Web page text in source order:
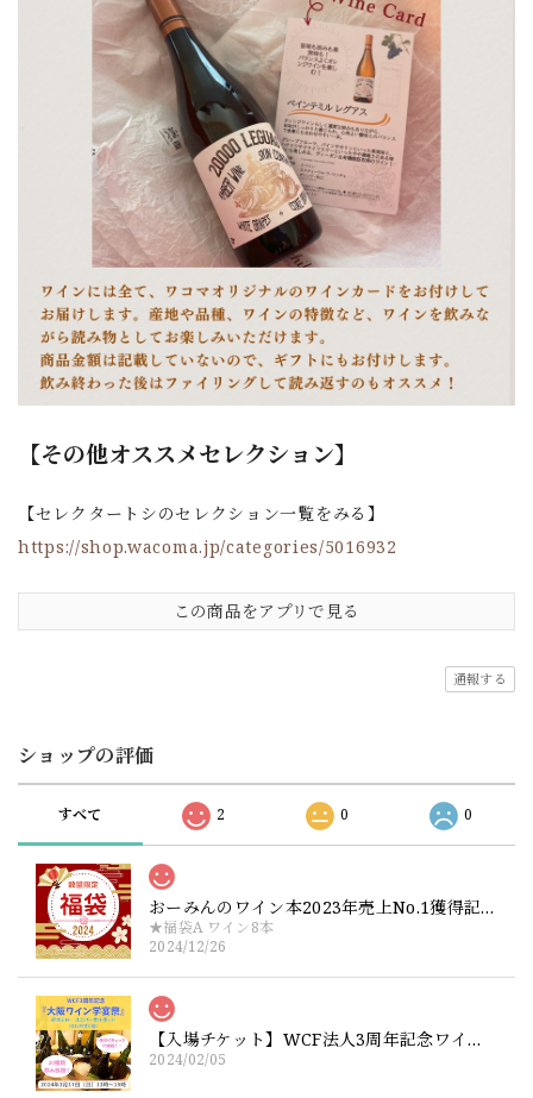
【その他オススメセレクション】
【セレクタートシのセレクション一覧をみる】
https://shop.wacoma.jp/categories/5016932
この商品をアプリで見る
通報する
ショップの評価
すべて 2 0 0
おーみんのワイン本2023年売上No.1獲得記念！大盤振る舞いワイン福袋【ワイン6本+サイン本1冊】or【ワインのみ8本】
★福袋A ワイン8本
2024/12/26
【入場チケット】WCF法人3周年記念ワイン祭り『大阪ワイン学宴祭』2024年3月17日（土）13時〜15時
2024/02/05